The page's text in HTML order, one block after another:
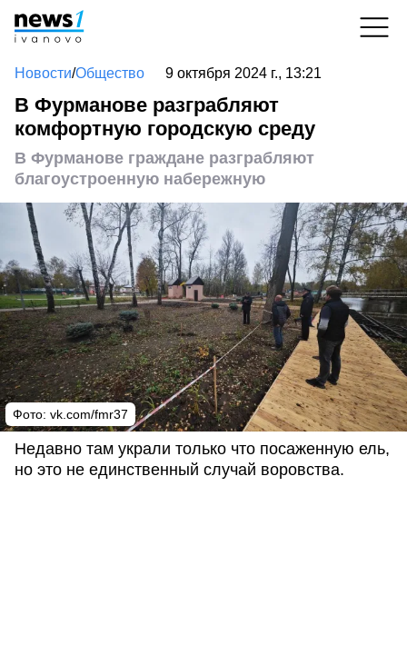
Новости/Общество 9 октября 2024 г., 13:21
В Фурманове разграбляют
комфортную городскую среду
В Фурманове граждане разграбляют
благоустроенную набережную
Фото: vk.com/fmr37
Недавно там украли только что посаженную ель,
но это не единственный случай воровства.